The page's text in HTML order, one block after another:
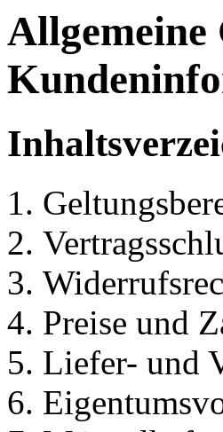
Allgemeine
Preise und
Liefer- und